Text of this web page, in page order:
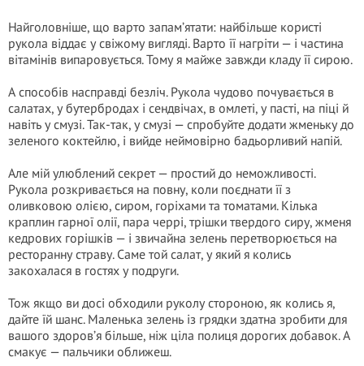
Найголовніше, що варто запам’ятати: найбільше користі
рукола віддає у свіжому вигляді. Варто її нагріти — і частина
вітамінів випаровується. Тому я майже завжди кладу її сирою.
А способів насправді безліч. Рукола чудово почувається в
салатах, у бутербродах і сендвічах, в омлеті, у пасті, на піці й
навіть у смузі. Так-так, у смузі — спробуйте додати жменьку до
зеленого коктейлю, і вийде неймовірно бадьорливий напій.
Але мій улюблений секрет — простий до неможливості.
Рукола розкривається на повну, коли поєднати її з
оливковою олією, сиром, горіхами та томатами. Кілька
краплин гарної олії, пара черрі, трішки твердого сиру, жменя
кедрових горішків — і звичайна зелень перетворюється на
ресторанну страву. Саме той салат, у який я колись
закохалася в гостях у подруги.
Тож якщо ви досі обходили руколу стороною, як колись я,
дайте їй шанс. Маленька зелень із грядки здатна зробити для
вашого здоров’я більше, ніж ціла полиця дорогих добавок. А
смакує — пальчики оближеш.